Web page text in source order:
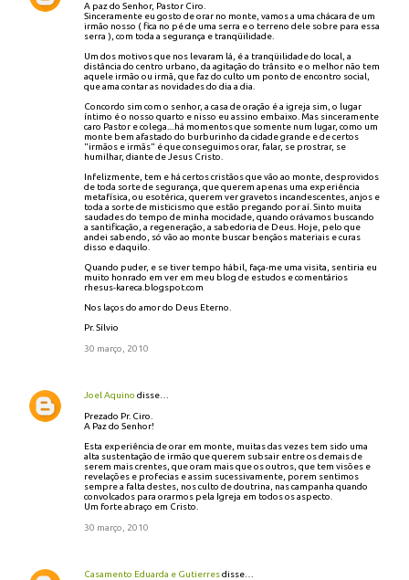
A paz do Senhor, Pastor Ciro.
Sinceramente eu gosto de orar no monte, vamos a uma chácara de um
irmão nosso ( fica no pé de uma serra e o terreno dele sobre para essa
serra ), com toda a segurança e tranqüilidade.
Um dos motivos que nos levaram lá, é a tranqüilidade do local, a
distância do centro urbano, da agitação do trânsito e o melhor não tem
aquele irmão ou irmã, que faz do culto um ponto de encontro social,
que ama contar as novidades do dia a dia.
Concordo sim com o senhor, a casa de oração é a igreja sim, o lugar
íntimo é o nosso quarto e nisso eu assino embaixo. Mas sinceramente
caro Pastor e colega....há momentos que somente num lugar, como um
monte bem afastado do burburinho da cidade grande e de certos
"irmãos e irmãs" é que conseguimos orar, falar, se prostrar, se
humilhar, diante de Jesus Cristo.
Infelizmente, tem e há certos cristãos que vão ao monte, desprovidos
de toda sorte de segurança, que querem apenas uma experiência
metafísica, ou esotérica, querem ver gravetos incandescentes, anjos e
toda a sorte de misticismo que estão pregando por aí. Sinto muita
saudades do tempo de minha mocidade, quando orávamos buscando
a santificação, a regeneração, a sabedoria de Deus. Hoje, pelo que
andei sabendo, só vão ao monte buscar bençãos materiais e curas
disso e daquilo.
Quando puder, e se tiver tempo hábil, faça-me uma visita, sentiria eu
muito honrado em ver em meu blog de estudos e comentários
rhesus-kareca.blogspot.com
Nos laços do amor do Deus Eterno.
Pr. Sílvio
30 março, 2010
Joel Aquino disse…
Prezado Pr. Ciro.
A Paz do Senhor!
Esta experiência de orar em monte, muitas das vezes tem sido uma
alta sustentação de irmão que querem subsair entre os demais de
serem mais crentes, que oram mais que os outros, que tem visões e
revelações e profecias e assim sucessivamente, porem sentimos
sempre a falta destes, nos culto de doutrina, nas campanha quando
convolcados para orarmos pela Igreja em todos os aspecto.
Um forte abraço em Cristo.
30 março, 2010
Casamento Eduarda e Gutierresdisse…